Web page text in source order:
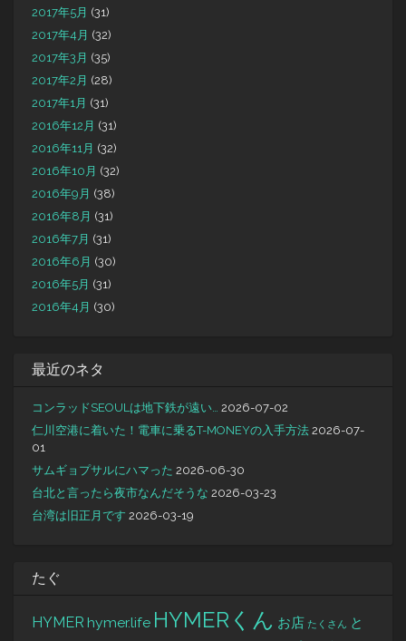
2017年5月 (31)
2017年4月 (32)
2017年3月 (35)
2017年2月 (28)
2017年1月 (31)
2016年12月 (31)
2016年11月 (32)
2016年10月 (32)
2016年9月 (38)
2016年8月 (31)
2016年7月 (31)
2016年6月 (30)
2016年5月 (31)
2016年4月 (30)
最近のネタ
コンラッドSEOULは地下鉄が遠い… 2026-07-02
仁川空港に着いた！電車に乗るT-MONEYの入手方法 2026-07-
01
サムギョプサルにハマった 2026-06-30
台北と言ったら夜市なんだそうな 2026-03-23
台湾は旧正月です 2026-03-19
たぐ
HYMER hymer.life HYMERくん お店 たくさん と